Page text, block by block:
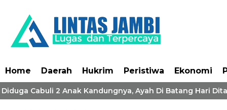
Home Daerah Hukrim Peristiwa Ekonomi
Cabuli 2 Anak Kandungnya, Ayah Di Batang Hari